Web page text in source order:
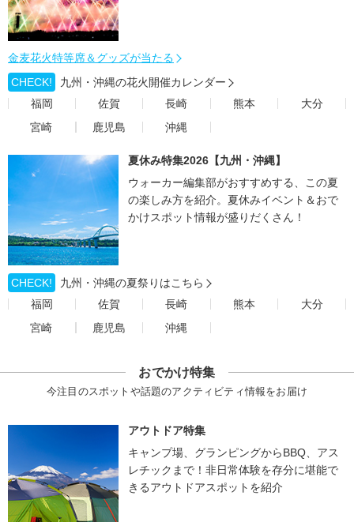
金麦花火特等席＆グッズが当たる
CHECK!
九州・沖縄の花火開催カレンダー
福岡
佐賀 長崎 熊本
大分
宮崎
鹿児島 沖縄
夏休み特集2026【九州・沖縄】
ウォーカー編集部がおすすめする、この夏
の楽しみ方を紹介。夏休みイベント＆おで
かけスポット情報が盛りだくさん！
CHECK!
九州・沖縄の夏祭りはこちら
福岡
佐賀 長崎 熊本
大分
宮崎
鹿児島 沖縄
おでかけ特集
今注目のスポットや話題のアクティビティ情報をお届け
アウトドア特集
キャンプ場、グランピングからBBQ、アス
レチックまで！非日常体験を存分に堪能で
きるアウトドアスポットを紹介